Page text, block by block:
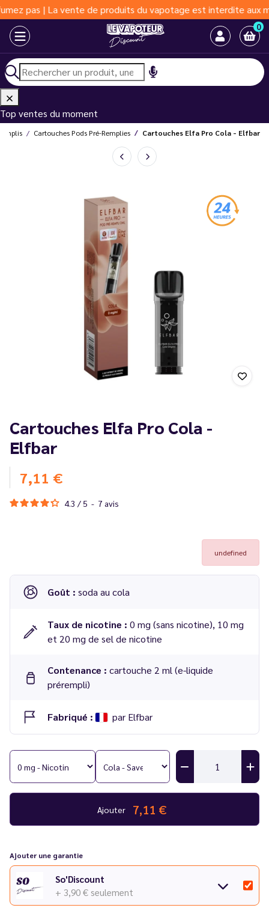
| La vente de produits du vapotage est interdite aux moins
0
Top ventes du moment
Cartouches Pods Pré-Remplies Cartouches Elfa Pro Cola - Elfbar
Cartouches Elfa Pro Cola -
Elfbar
7,11 €
4.3 / 5 - 7 avis
undefined
Goût : soda au cola
Taux de nicotine : 0 mg (sans nicotine), 10 mg
et 20 mg de sel de nicotine
Contenance : cartouche 2 ml (e-liquide
prérempli)
Fabriqué : par Elfbar
Compatible :Batterie ELFA Pro - Elfbar
Nombre de bouffées :600 par cartouches, soit 1 200 au
Lot de 2 cartouches pré-remplies
Ajouter 7,11 €
Ajouter une garantie
So'Discount
+ 3,90 € seulement